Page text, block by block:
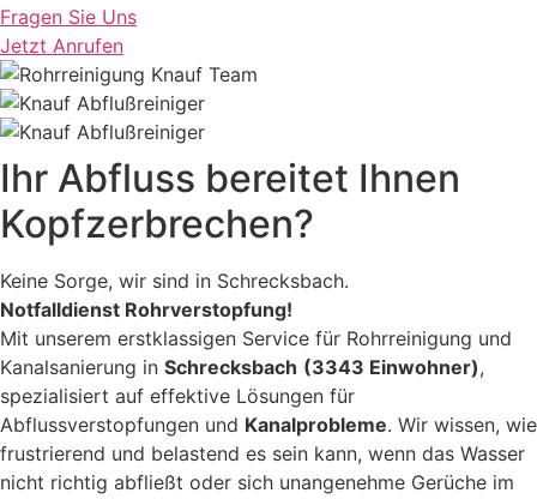
Fragen Sie Uns
Jetzt Anrufen
Ihr Abfluss bereitet Ihnen
Kopfzerbrechen?
Keine Sorge, wir sind in Schrecksbach.
Notfalldienst Rohrverstopfung!
Mit unserem erstklassigen Service für Rohrreinigung und
Kanalsanierung in Schrecksbach (3343 Einwohner),
spezialisiert auf effektive Lösungen für
Abflussverstopfungen und Kanalprobleme. Wir wissen, wie
frustrierend und belastend es sein kann, wenn das Wasser
nicht richtig abfließt oder sich unangenehme Gerüche im